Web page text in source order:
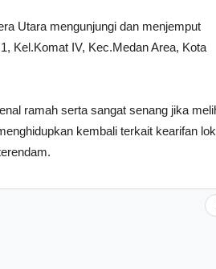
Utara mengunjungi dan menjemput
Kel.Komat IV, Kec.Medan Area, Kota
ramah serta sangat senang jika
kembali terkait kearifan